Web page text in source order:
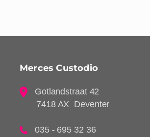
Merces Custodio
Gotlandstraat 42
7418 AX Deventer
035 - 695 32 36